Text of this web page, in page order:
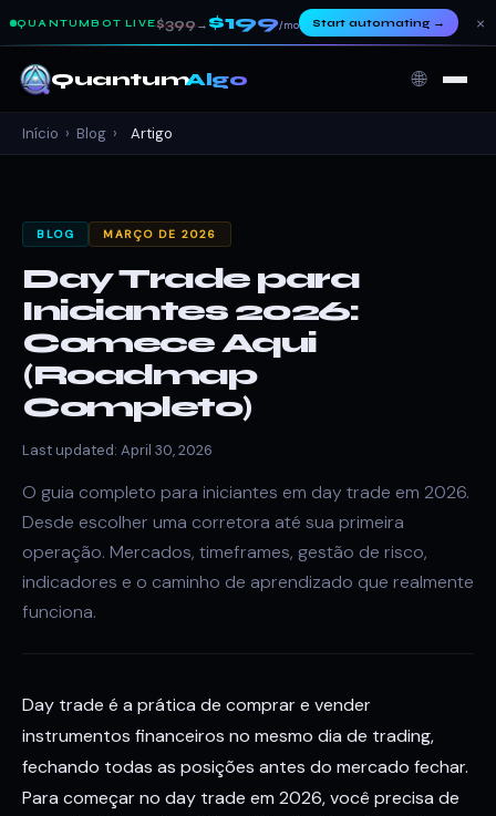
QUANTUMBOT LIVE$399→ $199/mo Start automating→ ×
QuantumAlgo 🌐
Início › Blog › Artigo
BLOG MARÇO DE 2026
Day Trade para
Iniciantes 2026:
Comece Aqui
(Roadmap
Completo)
Last updated: April 30, 2026
O guia completo para iniciantes em day trade em 2026.
Desde escolher uma corretora até sua primeira
operação. Mercados, timeframes, gestão de risco,
indicadores e o caminho de aprendizado que realmente
funciona.
Day trade é a prática de comprar e vender
instrumentos financeiros no mesmo dia de trading,
fechando todas as posições antes do mercado fechar.
Para começar no day trade em 2026, você precisa de